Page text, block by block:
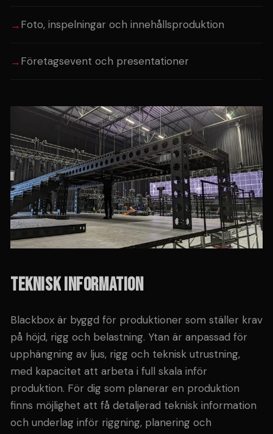
Foto, inspelningar och innehållsproduktion
Företagsevent och presentationer
TEKNISK INFORMATION
Blackbox är byggd för produktioner som ställer krav
på höjd, rigg och belastning. Ytan är anpassad för
upphängning av ljus, rigg och teknisk utrustning,
med kapacitet att arbeta i full skala inför
produktion. För dig som planerar en produktion
finns möjlighet att få detaljerad teknisk information
och underlag inför riggning, planering och